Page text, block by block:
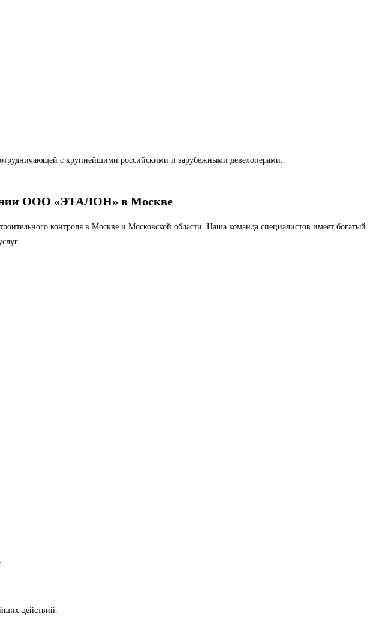
с крупнейшими российскими и зарубежными девелоперами.
ООО «ЭТАЛОН» в Москве
контроля в Москве и Московской области. Наша команда специалистов имеет богатый
действий.